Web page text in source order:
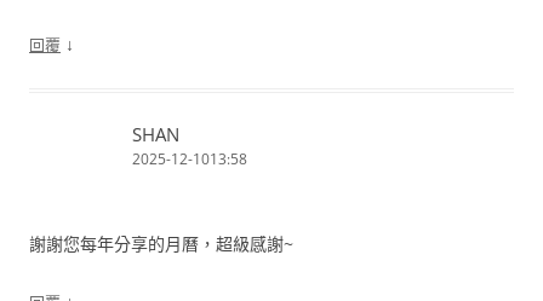
回覆 ↓
SHAN
2025-12-1013:58
謝謝您每年分享的月曆，超級感謝~